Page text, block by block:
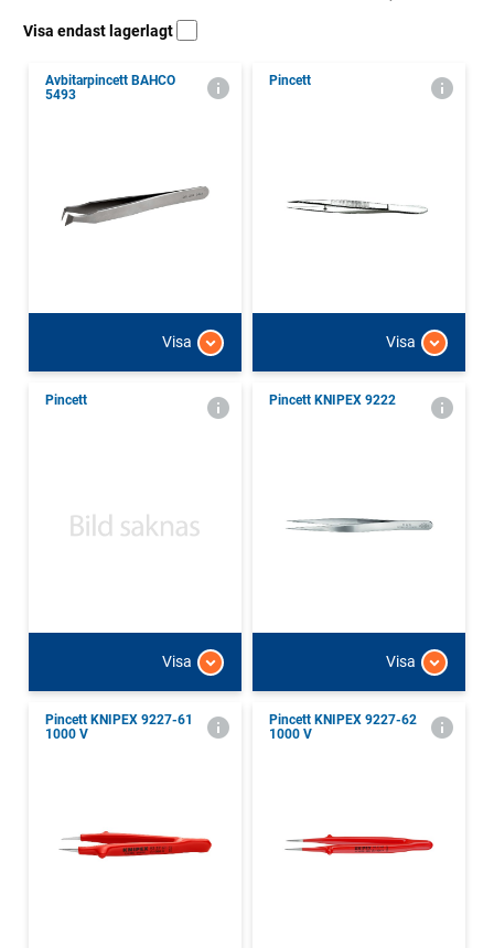
Visa endast lagerlagt
Avbitarpincett BAHCO
5493
Visa
Pincett
Visa
Pincett
Visa
Pincett KNIPEX 9222
Visa
Pincett KNIPEX 9227-61
1000 V
Pincett KNIPEX 9227-62
1000 V